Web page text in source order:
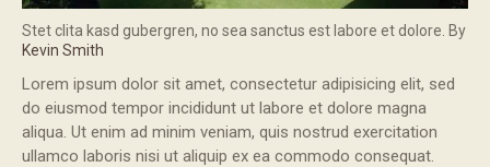
Stet clita kasd gubergren, no sea sanctus est labore et dolore. By
Kevin Smith
Lorem ipsum dolor sit amet, consectetur adipisicing elit, sed
do eiusmod tempor incididunt ut labore et dolore magna
aliqua. Ut enim ad minim veniam, quis nostrud exercitation
ullamco laboris nisi ut aliquip ex ea commodo consequat.